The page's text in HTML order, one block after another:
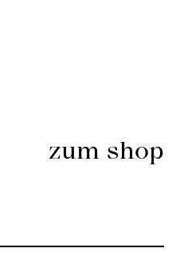
zum shop